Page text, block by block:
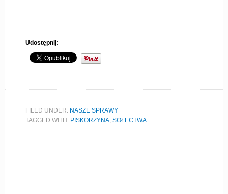
Udostępnij:
FILED UNDER: NASZE SPRAWY
TAGGED WITH: PISKORZYNA, SOŁECTWA